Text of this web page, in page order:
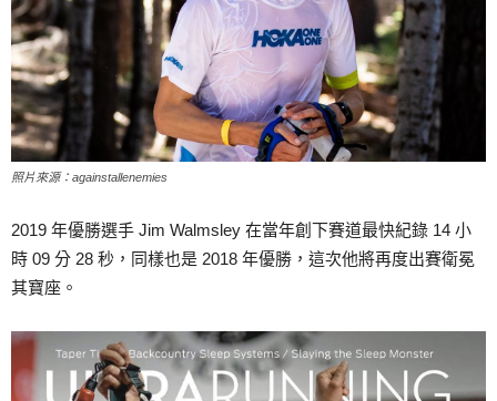
照片來源：againstallenemies
2019 年優勝選手 Jim Walmsley 在當年創下賽道最快紀錄 14 小
時 09 分 28 秒，同樣也是 2018 年優勝，這次他將再度出賽衛冕
其寶座。